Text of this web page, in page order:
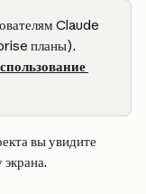
Claude
планы).
вы увидите